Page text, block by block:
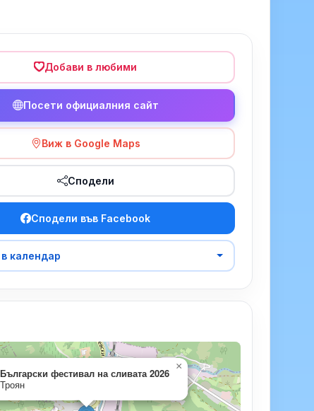
Добави в любими
Посети официалния сайт
Виж в Google Maps
Сподели
Сподели във Facebook
календар
Български фестивал на сливата 2026
Троян
×